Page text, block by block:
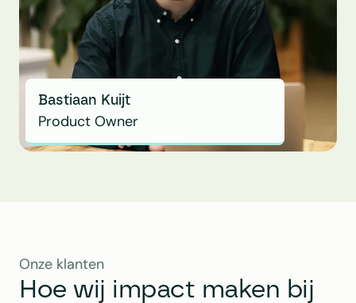
Bastiaan Kuijt
Product Owner
Onze klanten
Hoe wij impact maken bij